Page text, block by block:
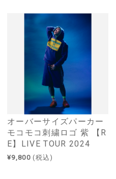
オーバーサイズパーカー
モコモコ刺繍ロゴ 紫 【R
E】LIVE TOUR 2024
¥9,800 (税込)